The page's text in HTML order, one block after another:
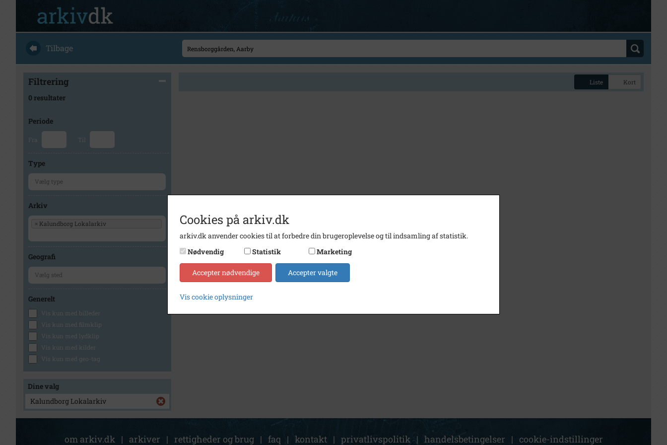
Tilbage
Filtrering
0 resultater
Periode
Fra Til
Type
Arkiv
× Kalundborg Lokalarkiv
Geografi
Generelt
Vis kun med billeder
Vis kun med filmklip
Vis kun med lydklip
Vis kun med kilder
Vis kun med geo-tag
Dine valg
Kalundborg Lokalarkiv
Liste Kort
om arkiv.dk | arkiver | rettigheder og brug | faq | kontakt | privatlivspolitik | handelsbetingelser | cookie-indstillinger
Cookies på arkiv.dk
arkiv.dk anvender cookies til at forbedre din brugeroplevelse og til indsamling af statistik.
Nødvendig
Statistik Marketing
Accepter nødvendige Accepter valgte
Vis cookie oplysninger